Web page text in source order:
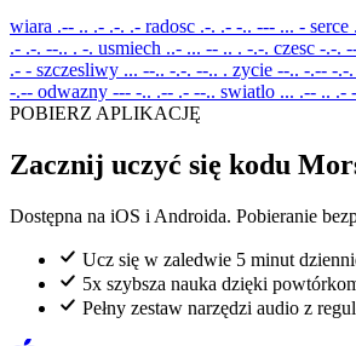
wiara .-- .. .- .-. .- radosc .-. .- -.. --- ... - serce
.- .-. --.. . -. usmiech ..- ... -- .. . -.-. czesc -.-.
.- - szczesliwy ... --.. -.-. --.. . zycie --.. -.-- -.-.
-.-- odwazny --- -.. .-- .- --.. swiatlo ... .-- .. .-
POBIERZ APLIKACJĘ
Zacznij uczyć się kodu
Dostępna na iOS i Androida. Pobieranie
Ucz się w zaledwie 5 minut
5x szybsza nauka dzięki
Pełny zestaw narzędzi audio z